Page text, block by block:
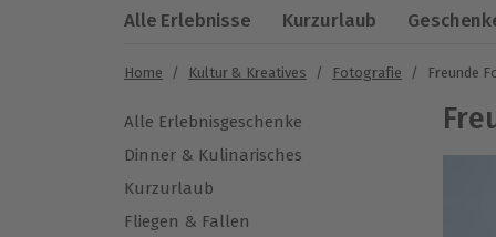
Alle Erlebnisse Kurzurlaub
Home / Kultur & Kreatives / Fotografie / Freunde
Alle Erlebnisgeschenke
Dinner & Kulinarisches
Kurzurlaub
Fliegen & Fallen